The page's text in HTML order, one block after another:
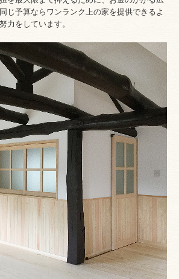
じ予算ならワンランク上の家を提供できるよ
力をしています。